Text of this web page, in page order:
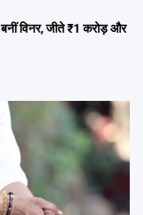
विनर, जीते ₹1 करोड़ और